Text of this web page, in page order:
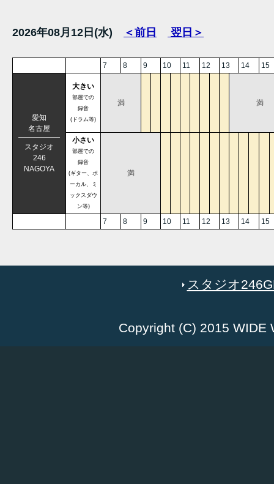
2026年08月12日(水) ＜前日 翌日＞
7 8 9 10 11 12 13 14 15
愛知
名古屋
スタジオ
246
NAGOYA
大きい
部屋での
録音
(ドラム等)
満 満
小さい
部屋での
録音
(ギター、ボ
ーカル、ミ
ックスダウ
ン等)
満
7 8 9 10 11 12 13 14 15
スタジオ
Copyright (C) 2015 WIDE